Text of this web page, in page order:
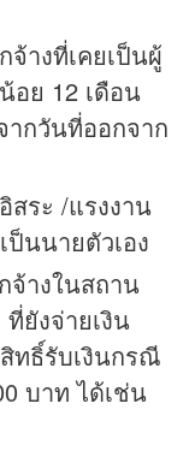
างที่เคยเป็นผู้
อย 12 เดือน
กวันที่ออกจาก
ระ /แรงงาน
นนายตัวเอง
จ้างในสถาน
ยังจ่ายเงิน
ทธิ์รับเงินกรณี
บาท ได้เช่น